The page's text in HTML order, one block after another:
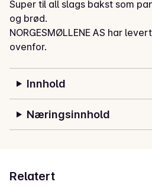
Super til all slags bakst som
og brød.
NORGESMØLLENE AS har
ovenfor.
Innhold
Næringsinnhold
Relatert